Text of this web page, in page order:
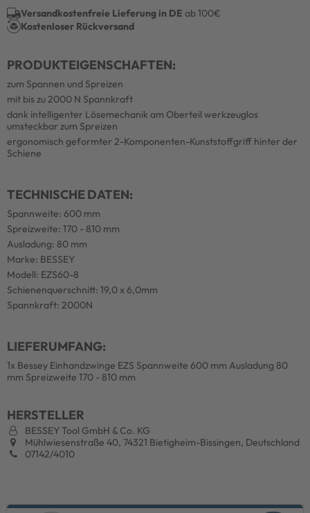
Versandkostenfreie Lieferung in DE ab 100€
Kostenloser Rückversand
PRODUKTEIGENSCHAFTEN:
zum Spannen und Spreizen
mit bis zu 2000 N Spannkraft
dank intelligenter Lösemechanik am Oberteil werkzeuglos
umsteckbar zum Spreizen
ergonomisch geformter 2-Komponenten-Kunststoffgriff hinter der
Schiene
TECHNISCHE DATEN:
Spannweite: 600 mm
Spreizweite: 170 - 810 mm
Ausladung: 80 mm
Marke: BESSEY
Modell: EZS60-8
Schienenquerschnitt: 19,0 x 6,0mm
Spannkraft: 2000N
LIEFERUMFANG:
1x Bessey Einhandzwinge EZS Spannweite 600 mm Ausladung 80
mm Spreizweite 170 - 810 mm
HERSTELLER
BESSEY Tool GmbH & Co. KG
Mühlwiesenstraße 40, 74321 Bietigheim-Bissingen, Deutschland
07142/4010